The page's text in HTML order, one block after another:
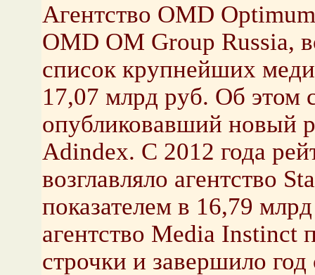
Агентство OMD
OMD OM Group Russia,
список крупнейших
17,07 млрд руб. Об этом
опубликовавший новый
Adindex. С 2012 года
возглавляло агентство
показателем в 16,79
агентство Media Instinct
строчки и завершило